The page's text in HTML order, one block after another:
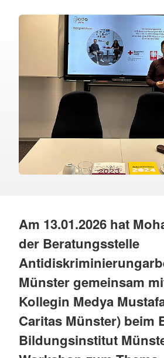
Am 13.01.2026 hat
der Beratungsstelle
Münster gemeinsam
Kollegin Medya
Caritas Münster) beim
Bildungsinstitut